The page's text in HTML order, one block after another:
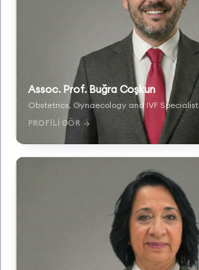
Assoc. Prof. Buğra Coşkun
Obstetrics, Gynaecology and IVF Specialist
PROFILI GÖR →